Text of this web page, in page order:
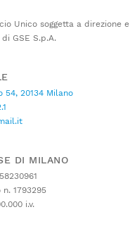
Unico soggetta a direzione e
GSE S.p.A.
54, 20134 Milano
DI MILANO
n. 1793295
i.v.